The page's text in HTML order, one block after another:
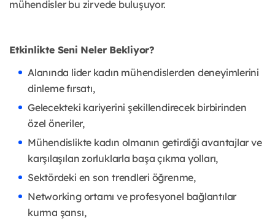
mühendisler bu zirvede buluşuyor.
Etkinlikte Seni Neler Bekliyor?
Alanında lider kadın mühendislerden deneyimlerini
dinleme fırsatı,
Gelecekteki kariyerini şekillendirecek birbirinden
özel öneriler,
Mühendislikte kadın olmanın getirdiği avantajlar ve
karşılaşılan zorluklarla başa çıkma yolları,
Sektördeki en son trendleri öğrenme,
Networking ortamı ve profesyonel bağlantılar
kurma şansı,